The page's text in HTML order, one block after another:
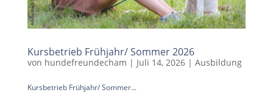
Kursbetrieb Frühjahr/ Sommer 2026
von hundefreundecham | Juli 14, 2026| Ausbildung
Kursbetrieb Frühjahr/ Sommer...